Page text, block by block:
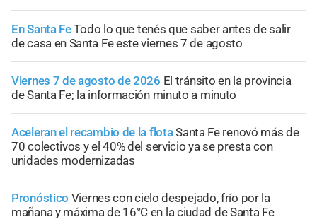
En Santa FeTodo lo que tenés que saber antes de salir
de casa en Santa Fe este viernes 7 de agosto
Viernes 7 de agosto de 2026 El tránsito en la provincia
de Santa Fe; la información minuto a minuto
Aceleran el recambio de la flotaSanta Fe renovó más de
70 colectivos y el 40% del servicio ya se presta con
unidades modernizadas
Pronóstico Viernes con cielo despejado, frío por la
mañana y máxima de 16°C en la ciudad de Santa Fe